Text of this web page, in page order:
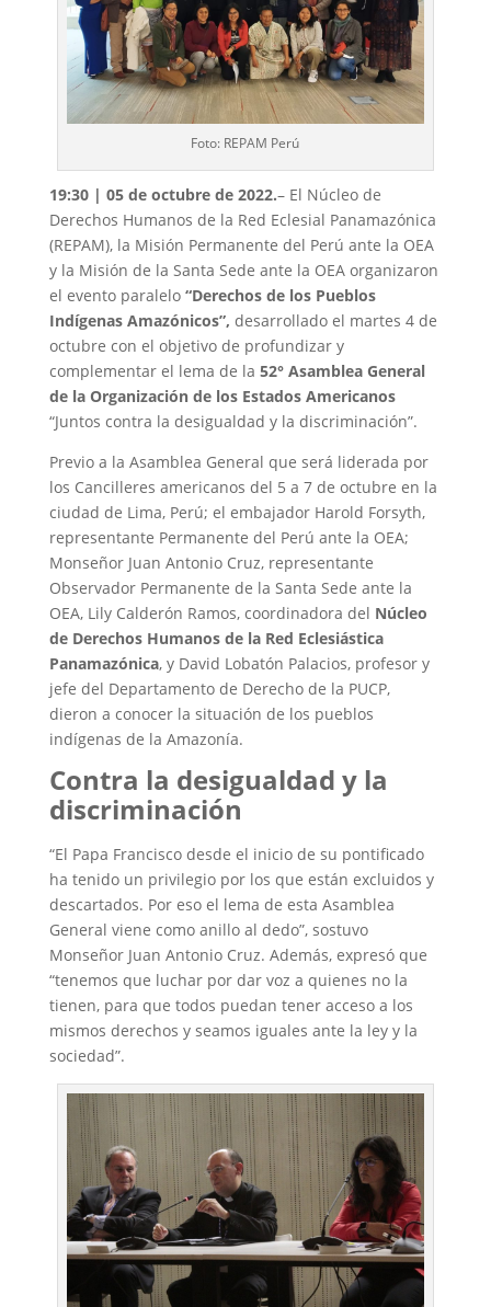
Foto: REPAM Perú
19:30 | 05 de octubre de 2022.– El Núcleo de
Derechos Humanos de la Red Eclesial Panamazónica
(REPAM), la Misión Permanente del Perú ante la OEA
y la Misión de la Santa Sede ante la OEA organizaron
el evento paralelo “Derechos de los Pueblos
Indígenas Amazónicos”, desarrollado el martes 4 de
octubre con el objetivo de profundizar y
complementar el lema de la 52° Asamblea General
de la Organización de los Estados Americanos
“Juntos contra la desigualdad y la discriminación”.
Previo a la Asamblea General que será liderada por
los Cancilleres americanos del 5 a 7 de octubre en la
ciudad de Lima, Perú; el embajador Harold Forsyth,
representante Permanente del Perú ante la OEA;
Monseñor Juan Antonio Cruz, representante
Observador Permanente de la Santa Sede ante la
OEA, Lily Calderón Ramos, coordinadora del Núcleo
de Derechos Humanos de la Red Eclesiástica
Panamazónica, y David Lobatón Palacios, profesor y
jefe del Departamento de Derecho de la PUCP,
dieron a conocer la situación de los pueblos
indígenas de la Amazonía.
Contra la desigualdad y la
discriminación
“El Papa Francisco desde el inicio de su pontificado
ha tenido un privilegio por los que están excluidos y
descartados. Por eso el lema de esta Asamblea
General viene como anillo al dedo”, sostuvo
Monseñor Juan Antonio Cruz. Además, expresó que
“tenemos que luchar por dar voz a quienes no la
tienen, para que todos puedan tener acceso a los
mismos derechos y seamos iguales ante la ley y la
sociedad”.